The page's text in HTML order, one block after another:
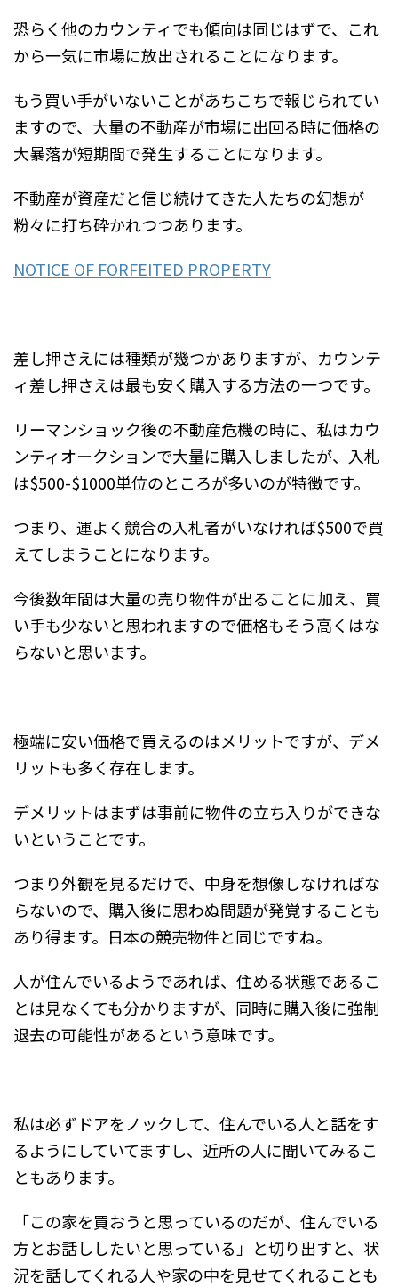
恐らく他のカウンティでも傾向は同じはずで、これ
から一気に市場に放出されることになります。
もう買い手がいないことがあちこちで報じられてい
ますので、大量の不動産が市場に出回る時に価格の
大暴落が短期間で発生することになります。
不動産が資産だと信じ続けてきた人たちの幻想が
粉々に打ち砕かれつつあります。
NOTICE OF FORFEITED PROPERTY
差し押さえには種類が幾つかありますが、カウンテ
ィ差し押さえは最も安く購入する方法の一つです。
リーマンショック後の不動産危機の時に、私はカウ
ンティオークションで大量に購入しましたが、入札
は$500-$1000単位のところが多いのが特徴です。
つまり、運よく競合の入札者がいなければ$500で買
えてしまうことになります。
今後数年間は大量の売り物件が出ることに加え、買
い手も少ないと思われますので価格もそう高くはな
らないと思います。
極端に安い価格で買えるのはメリットですが、デメ
リットも多く存在します。
デメリットはまずは事前に物件の立ち入りができな
いということです。
つまり外観を見るだけで、中身を想像しなければな
らないので、購入後に思わぬ問題が発覚することも
あり得ます。日本の競売物件と同じですね。
人が住んでいるようであれば、住める状態であるこ
とは見なくても分かりますが、同時に購入後に強制
退去の可能性があるという意味です。
私は必ずドアをノックして、住んでいる人と話をす
るようにしていてますし、近所の人に聞いてみるこ
ともあります。
「この家を買おうと思っているのだが、住んでいる
方とお話ししたいと思っている」と切り出すと、状
況を話してくれる人や家の中を見せてくれることも